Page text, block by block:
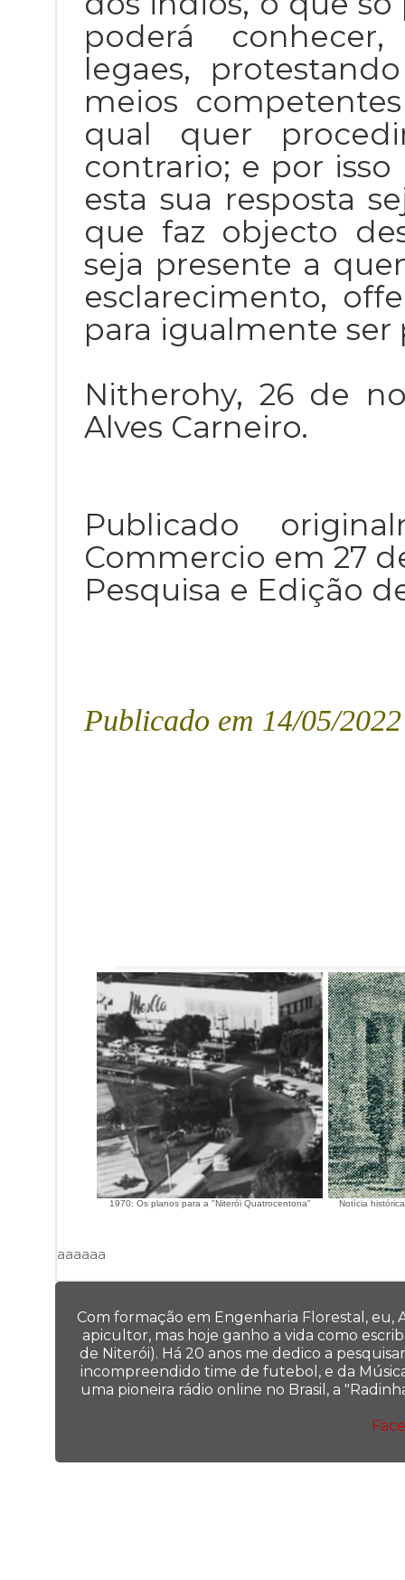
poderá
legaes,
meios
qual quer
contrario; e por
esta sua resposta
que faz objecto
seja presente a
esclarecimento,
para igualmente ser
Nitherohy, 26 de
Alves Carneiro.
Publicado
Commercio em 27
Pesquisa e Edição
Publicado em 14/05/2022
1970: Os planos para a "Niterói Quatrocentona" Notícia
aaaaaa
Com formação em Engenharia Florestal,
apicultor, mas hoje ganho a vida como
de Niterói). Há 20 anos me dedico a
incompreendido time de futebol, e da
uma pioneira rádio online no Brasil, a